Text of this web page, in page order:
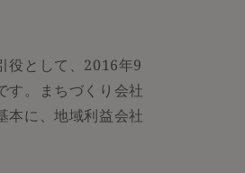
役として、2016年9
す。まちづくり会社
本に、地域利益会社